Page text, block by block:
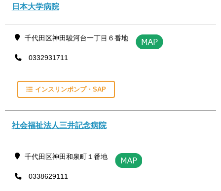
日本大学病院
千代田区神田駿河台一丁目６番地
0332931711
インスリンポンプ・SAP
社会福祉法人三井記念病院
千代田区神田和泉町１番地
0338629111